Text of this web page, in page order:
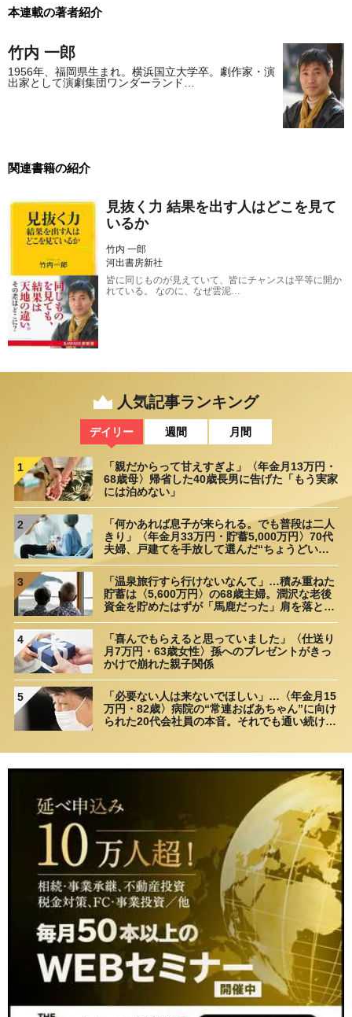
本連載の著者紹介
竹内 一郎
1956年、福岡県生まれ。横浜国立大学卒。劇作家・演
出家として演劇集団ワンダーランド…
関連書籍の紹介
見抜く力 結果を出す人はどこを見て
いるか
竹内 一郎
河出書房新社
皆に同じものが見えていて、皆にチャンスは平等に開か
れている。 なのに、なぜ雲泥…
人気記事ランキング
デイリー 週間 月間
1
「親だからって甘えすぎよ」〈年金月13万円・
68歳母〉帰省した40歳長男に告げた「もう実家
には泊めない」
2
「何かあれば息子が来られる。でも普段は二人
きり」〈年金月33万円・貯蓄5,000万円〉70代
夫婦、戸建てを手放して選んだ“ちょうどいい
3
「温泉旅行すら行けないなんて」…積み重ねた
貯蓄は〈5,600万円〉の68歳主婦。潤沢な老後
資金を貯めたはずが「馬鹿だった」肩を落とす
4
「喜んでもらえると思っていました」〈仕送り
月7万円・63歳女性〉孫へのプレゼントがきっ
かけで崩れた親子関係
5
「必要ない人は来ないでほしい」…〈年金月15
万円・82歳〉病院の“常連おばあちゃん”に向け
られた20代会社員の本音。それでも通い続ける